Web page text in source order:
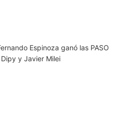
Espinoza ganó las PASO
y Javier Milei